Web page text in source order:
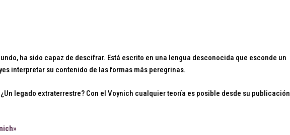
ha sido capaz de descifrar. Está escrito en una lengua desconocida que esconde un
interpretar su contenido de las formas más peregrinas.
legado extraterrestre? Con el Voynich cualquier teoría es posible desde su publicación